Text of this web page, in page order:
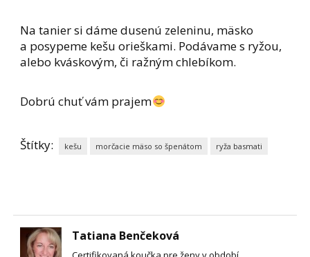
Na tanier si dáme dusenú zeleninu, mäsko
a posypeme kešu orieškami. Podávame s ryžou,
alebo kváskovým, či ražným chlebíkom.
Dobrú chuť vám prajem
Štítky: kešu morčacie mäso so špenátom ryža basmati
Tatiana Benčeková